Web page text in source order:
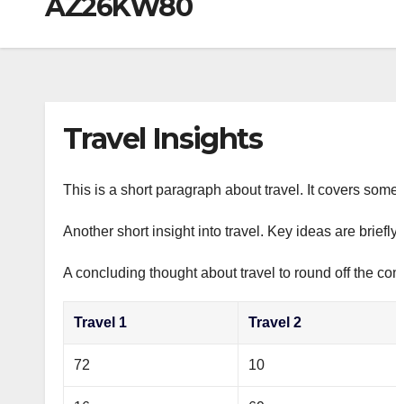
AZ26KW80
Travel Insights
This is a short paragraph about travel. It covers
Another short insight into travel. Key ideas are
A concluding thought about travel to round off the
Travel 1 Travel 2
72 10
m